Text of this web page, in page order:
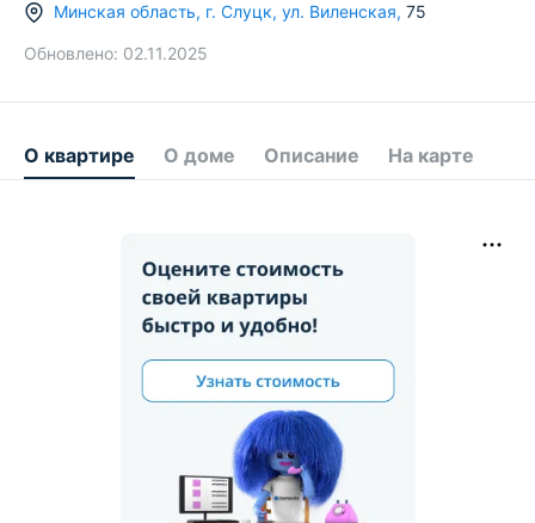
Минская область, г. Слуцк, ул. Виленская, 75
Обновлено: 02.11.2025
О квартире О доме Описание На карте